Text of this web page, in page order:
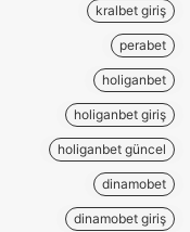
kralbet giriş
perabet
holiganbet
holiganbet giriş
holiganbet güncel
dinamobet
dinamobet giriş